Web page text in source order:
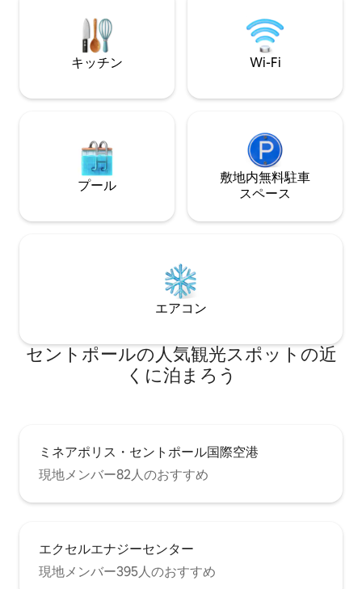
の旅行者に最適です。 レコード、DVD、
ゲームが揃っています。 ホストは敷地内
に住んでおり、提案やプライバシーを提
供できます。
Oyate族の領地内
キッチン Wi-Fi
プール
敷地内無料駐⁠車
ス⁠ペ⁠ー⁠ス
エアコン
セントポールの人気観光スポットの近
くに泊まろう
ミネアポリス・セントポール国際空港
現地メンバー82人のおすすめ
エクセルエナジーセンター
現地メンバー395人のおすすめ